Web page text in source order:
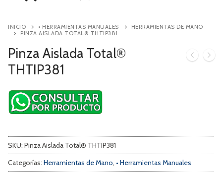
INICIO • HERRAMIENTAS MANUALES
HERRAMIENTAS DE MANO
PINZA AISLADA TOTAL® THTIP381
Pinza Aislada Total®
THTIP381
SKU: Pinza Aislada Total® THTIP381
Categorías: Herramientas de Mano, • Herramientas Manuales